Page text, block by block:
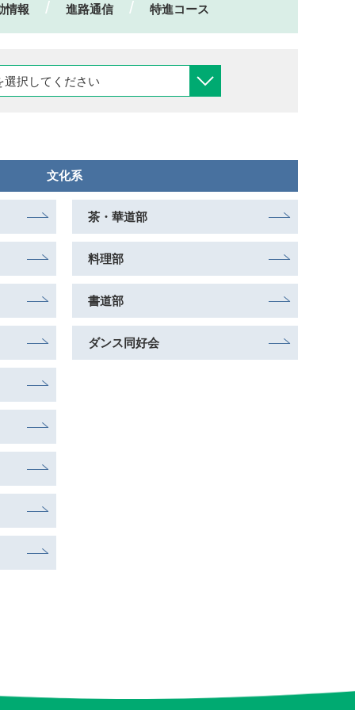
情報 進路通信 特進コース
文化系
茶・華道部
料理部
書道部
ダンス同好会